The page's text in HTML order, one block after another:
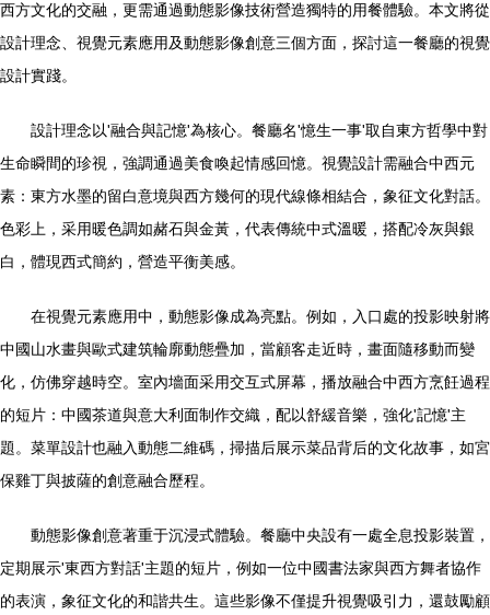
西方文化的交融，更需通過動態影像技術營造獨特的用餐體驗。本文將從
設計理念、視覺元素應用及動態影像創意三個方面，探討這一餐廳的視覺
設計實踐。
設計理念以'融合與記憶'為核心。餐廳名'憶生一事'取自東方哲學中對
生命瞬間的珍視，強調通過美食喚起情感回憶。視覺設計需融合中西元
素：東方水墨的留白意境與西方幾何的現代線條相結合，象征文化對話。
色彩上，采用暖色調如赭石與金黃，代表傳統中式溫暖，搭配冷灰與銀
白，體現西式簡約，營造平衡美感。
在視覺元素應用中，動態影像成為亮點。例如，入口處的投影映射將
中國山水畫與歐式建筑輪廓動態疊加，當顧客走近時，畫面隨移動而變
化，仿佛穿越時空。室內墻面采用交互式屏幕，播放融合中西方烹飪過程
的短片：中國茶道與意大利面制作交織，配以舒緩音樂，強化'記憶'主
題。菜單設計也融入動態二維碼，掃描后展示菜品背后的文化故事，如宮
保雞丁與披薩的創意融合歷程。
動態影像創意著重于沉浸式體驗。餐廳中央設有一處全息投影裝置，
定期展示'東西方對話'主題的短片，例如一位中國書法家與西方舞者協作
的表演，象征文化的和諧共生。這些影像不僅提升視覺吸引力，還鼓勵顧